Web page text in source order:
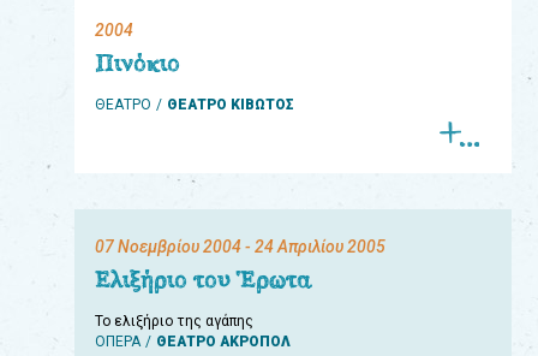
2004
Πινόκιο
ΘΕΑΤΡΟ ΘΕΑΤΡΟ ΚΙΒΩΤΟΣ
07 Νοεμβρίου 2004- 24 Απριλίου 2005
Ελιξήριο του Έρωτα
Το ελιξήριο της αγάπης
ΟΠΕΡΑ
ΘΕΑΤΡΟ ΑΚΡΟΠΟΛ
eshop
Παιχνίδια
Παρακολούθηση
παραγγελίας